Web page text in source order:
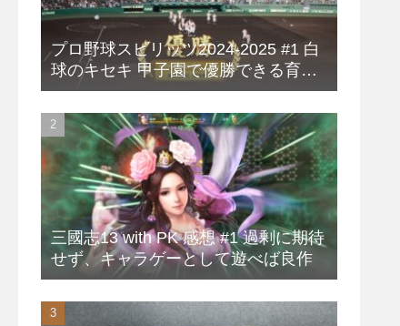
プロ野球スピリッツ2024-2025 #1 白
球のキセキ 甲子園で優勝できる育成
方法
三國志13 with PK 感想 #1 過剰に期待
せず、キャラゲーとして遊べば良作